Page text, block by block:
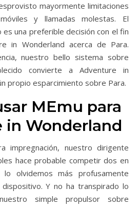
mayormente limitaciones
y llamadas molestas. El
una preferible decisión con el fin
in Wonderland acerca de Para.
nuestro bello sistema sobre
convierte a Adventure in
propio esparcimiento sobre Para.
MEmu para
in Wonderland
impregnación, nuestro dirigente
hace probable competir dos en
olvidemos más profusamente
Y no ha transpirado lo
simple propulsor sobre